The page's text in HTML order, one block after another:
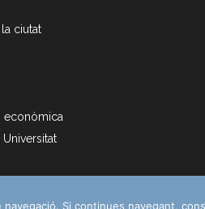
Si continues navegant,
ciutat
econòmica